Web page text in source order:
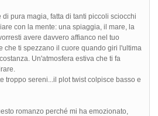
di pura magia, fatta di tanti piccoli sciocchi
con la mente: una spiaggia, il mare, la
avere davvero affianco nel tuo
che ti spezzano il cuore quando giri l'ultima
Un'atmosfera estiva che ti fa
troppo sereni...il plot twist colpisce basso e
romanzo perché mi ha emozionato,